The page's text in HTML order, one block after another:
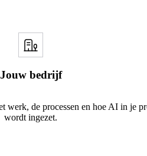
Jouw bedrijf
werk, de processen en hoe AI in je
wordt ingezet.